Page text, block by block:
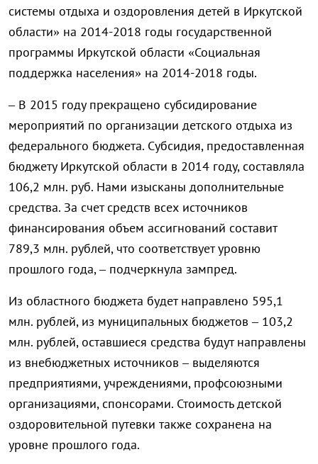
системы отдыха и оздоровления детей в Иркутской
области» на 2014-2018 годы государственной
программы Иркутской области «Социальная
поддержка населения» на 2014-2018 годы.
– В 2015 году прекращено субсидирование
мероприятий по организации детского отдыха из
федерального бюджета. Субсидия, предоставленная
бюджету Иркутской области в 2014 году, составляла
106,2 млн. руб. Нами изысканы дополнительные
средства. За счет средств всех источников
финансирования объем ассигнований составит
789,3 млн. рублей, что соответствует уровню
прошлого года, – подчеркнула зампред.
Из областного бюджета будет направлено 595,1
млн. рублей, из муниципальных бюджетов – 103,2
млн. рублей, оставшиеся средства будут направлены
из внебюджетных источников – выделяются
предприятиями, учреждениями, профсоюзными
организациями, спонсорами. Стоимость детской
оздоровительной путевки также сохранена на
уровне прошлого года.